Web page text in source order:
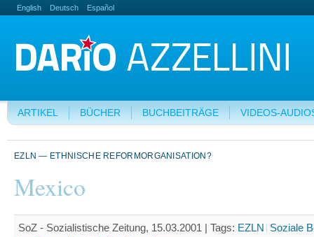
English Deutsch Español
ARTIKEL BÜCHER BUCHBEITRÄGE VIDEOS-
EZLN — ETHNISCHE REFORMORGANISATION?
Mexico
SoZ - Sozialistische Zeitung, 15.03.2001 | Tags: EZLN Soziale